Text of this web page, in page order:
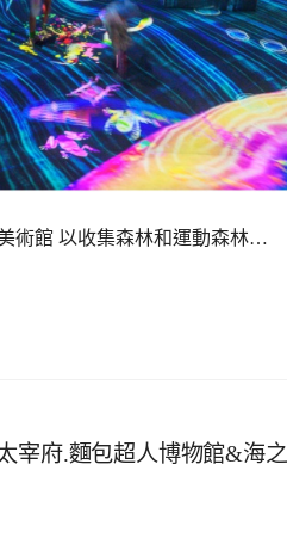
術館 以收集森林和運動森林…
宰府.麵包超人博物館&海之